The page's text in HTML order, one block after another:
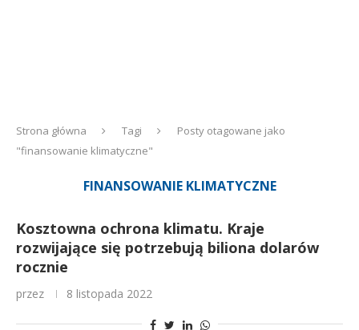
Strona główna Tagi
Posty otagowane jako
"finansowanie klimatyczne"
FINANSOWANIE KLIMATYCZNE
Kosztowna ochrona klimatu. Kraje
rozwijające się potrzebują biliona dolarów
rocznie
przez 8 listopada 2022